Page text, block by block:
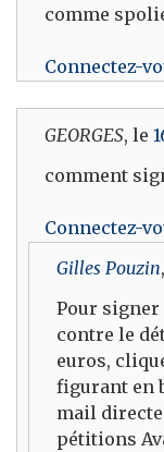
comme
Connectez-
GEORGES, le
comment
Connectez-
Gilles Pouzin
Pour
contre le
euros,
figurant en
mail
pétitions